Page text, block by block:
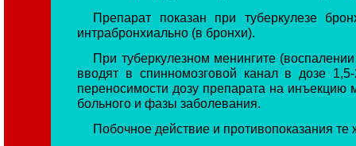
Препарат показан при туберкулезе
интрабронхиально (в бронхи).
При туберкулезном менингите
вводят в спинномозговой канал в дозе
переносимости дозу препарата на инъекцию
больного и фазы заболевания.
Побочное действие и противопоказания